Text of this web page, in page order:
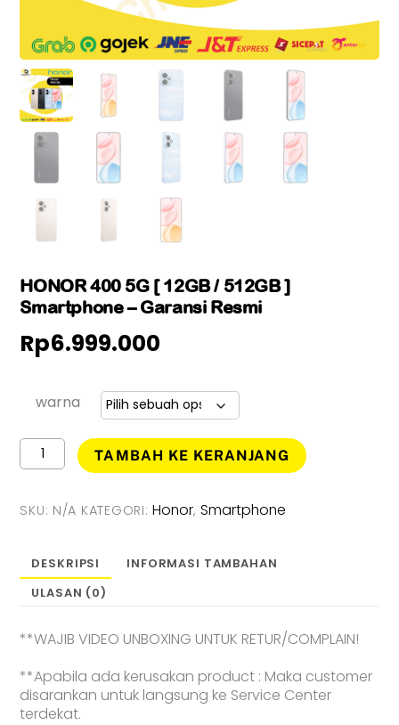
HONOR 400 5G [ 12GB / 512GB ]
Smartphone – Garansi Resmi
Rp6.999.000
warna
Kuantitas
HONOR
5G
[
512GB
-
Resmi
TAMBAH KE KERANJANG
SKU: N/A KATEGORI:Honor, Smartphone
DESKRIPSI
INFORMASI TAMBAHAN
ULASAN (0)
**WAJIB VIDEO UNBOXING UNTUK RETUR/COMPLAIN!
**Apabila ada kerusakan product : Maka customer
disarankan untuk langsung ke Service Center
terdekat.